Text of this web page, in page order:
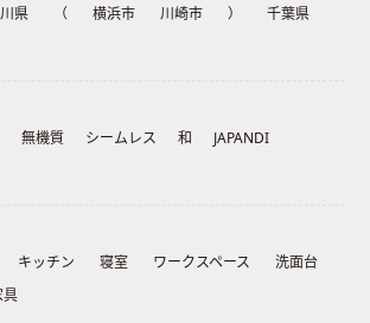
県 （ 横浜市 川崎市 ）
千葉県
無機質 シームレス 和
JAPANDI
キッチン 寝室 ワークスペース
洗面台
具